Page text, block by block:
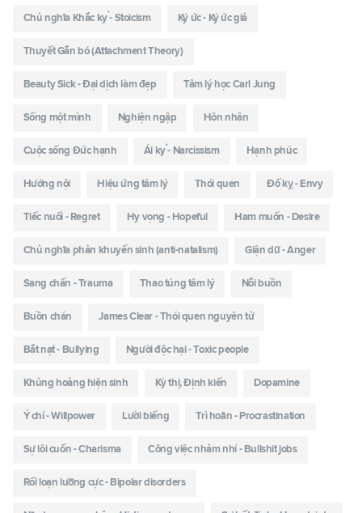
Chủ nghĩa Khắc kỷ - Stoicism Ký ức - Ký ức giả
Thuyết Gắn bó (Attachment Theory)
Beauty Sick - Đại dịch làm đẹp Tâm lý học Carl Jung
Sống một mình Nghiện ngập Hôn nhân
Cuộc sống Đức hạnh Ái kỷ - Narcissism Hạnh phúc
Hướng nội Hiệu ứng tâm lý Thói quen Đố kỵ - Envy
Tiếc nuối - Regret Hy vọng - Hopeful Ham muốn - Desire
Chủ nghĩa phản khuyến sinh (anti-natalism) Giận dữ - Anger
Sang chấn - Trauma Thao túng tâm lý Nỗi buồn
Buồn chán James Clear - Thói quen nguyên tử
Bắt nạt - Bullying Người độc hại - Toxic people
Khủng hoảng hiện sinh Kỳ thị, Định kiến Dopamine
Ý chí - Willpower Lười biếng Trì hoãn - Procrastination
Sự lôi cuốn - Charisma Công việc nhảm nhí - Bullshit jobs
Rối loạn lưỡng cực - Bipolar disorders